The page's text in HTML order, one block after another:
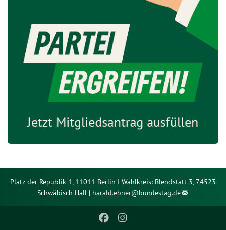
Platz der Republik 1, 11011 Berlin I Wahlkreis: Blendstatt 3, 74523
Schwäbisch Hall | harald.ebner@bundestag.de